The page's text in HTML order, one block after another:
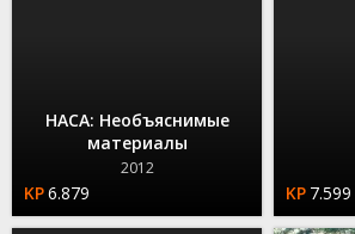
НАСА: Необъяснимые
материалы
2012
6.879 7.599